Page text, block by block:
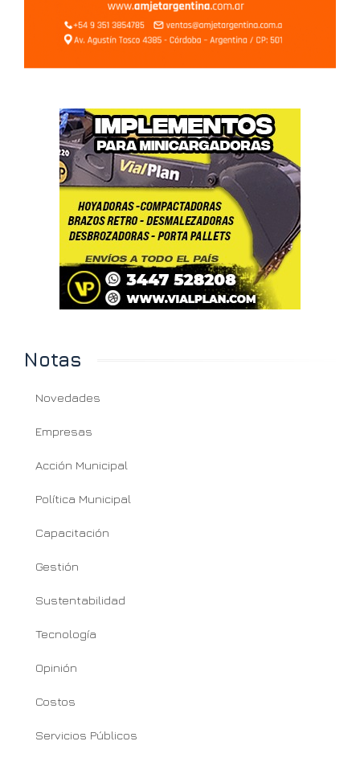
Notas
Novedades
Empresas
Acción Municipal
Política Municipal
Capacitación
Gestión
Sustentabilidad
Tecnología
Opinión
Costos
Servicios Públicos